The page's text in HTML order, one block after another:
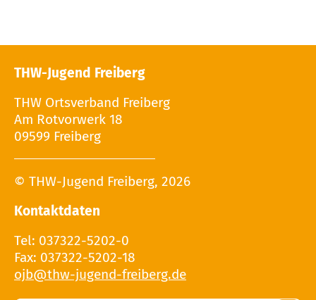
THW-Jugend Freiberg
THW Ortsverband Freiberg
Am Rotvorwerk 18
09599 Freiberg
© THW-Jugend Freiberg, 2026
Kontaktdaten
Tel: 037322-5202-0
Fax: 037322-5202-18